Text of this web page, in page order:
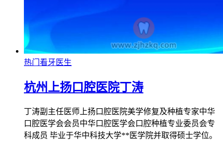
热门看牙医生
杭州上扬口腔医院丁涛
丁涛副主任医师上扬口腔医院美学修复及种植专家中华
口腔医学会会员中华口腔医学会口腔种植专业委员会专
科成员 毕业于华中科技大学**医学院并取得硕士学位。